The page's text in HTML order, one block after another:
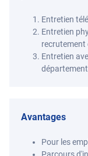
Entretien
Entretien
recrutement
Entretien
Avantages
Pour les